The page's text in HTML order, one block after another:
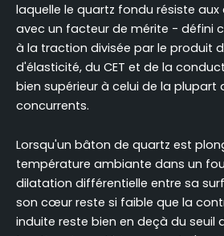
laquelle le quartz fondu résiste
avec un facteur de mérite - défini
à la traction divisée par le produit
d'élasticité, du CET et de la
bien supérieur à celui de la plupart
concurrents.
Lorsqu'un bâton de quartz est
température ambiante dans un
dilatation différentielle entre sa
son cœur reste si faible que la
induite reste bien en deçà du seuil